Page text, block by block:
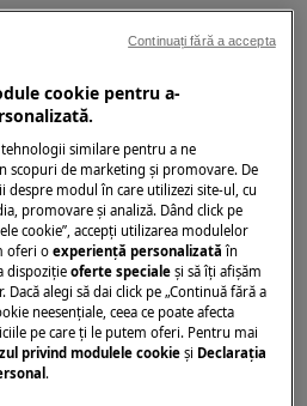
de siguranță și
autorepararea sau reparația
consecințe de siguranță
corect
și se montează sertarul
detergent până se
pentru a scoate
cookie pentru a-
similare pentru a ne
scopuri de marketing și promovare. De
modul în care utilizezi site-ul, cu
promovare și analiză. Dând click pe
cookie”, accepţi utilizarea modulelor
oferi oexperienţă personalizată în
dispoziţieoferte speciale și să îţi afișăm
alegi să dai click pe „Continuă fără a
neesenţiale, ceea ce poate afecta
pe care ţi le putem oferi. Pentru mai
privind modulele cookie și Declaraţia
.
Continuați fără a accepta